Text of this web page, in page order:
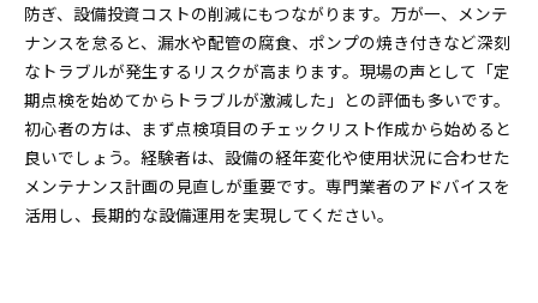
防ぎ、設備投資コストの削減にもつながります。万が一、メンテ
ナンスを怠ると、漏水や配管の腐食、ポンプの焼き付きなど深刻
なトラブルが発生するリスクが高まります。現場の声として「定
期点検を始めてからトラブルが激減した」との評価も多いです。
初心者の方は、まず点検項目のチェックリスト作成から始めると
良いでしょう。経験者は、設備の経年変化や使用状況に合わせた
メンテナンス計画の見直しが重要です。専門業者のアドバイスを
活用し、長期的な設備運用を実現してください。